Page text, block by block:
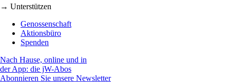
→ Unterstützen
Genossenschaft
Aktionsbüro
Spenden
Nach Hause, online und in
der App: die jW-Abos
Abonnieren Sie unsere Newsletter